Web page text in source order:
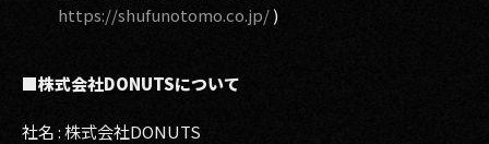
https://shufunotomo.co.jp/)
■株式会社DONUTSについて
社名 : 株式会社DONUTS